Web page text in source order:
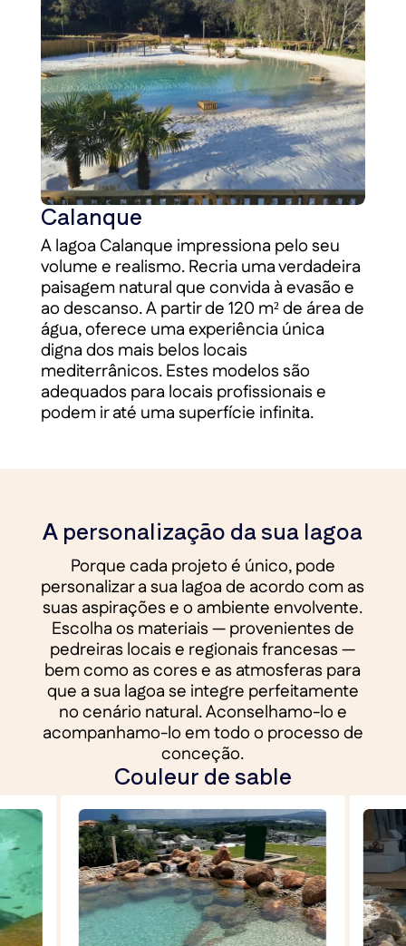
Calanque
A lagoa Calanque impressiona pelo seu
volume e realismo. Recria uma verdadeira
paisagem natural que convida à evasão e
ao descanso. A partir de 120 m² de área de
água, oferece uma experiência única
digna dos mais belos locais
mediterrânicos. Estes modelos são
adequados para locais profissionais e
podem ir até uma superfície infinita.
A personalização da sua lagoa
Porque cada projeto é único, pode
personalizar a sua lagoa de acordo com as
suas aspirações e o ambiente envolvente.
Escolha os materiais — provenientes de
pedreiras locais e regionais francesas —
bem como as cores e as atmosferas para
que a sua lagoa se integre perfeitamente
no cenário natural. Aconselhamo-lo e
acompanhamo-lo em todo o processo de
conceção.
Couleur de sable